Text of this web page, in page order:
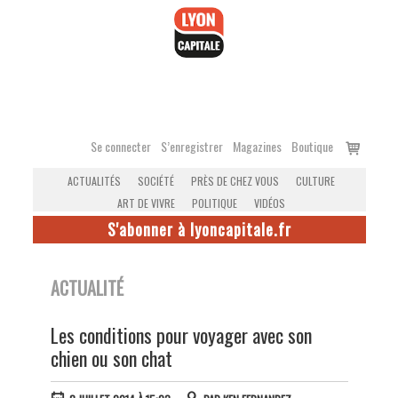
Se connecter S’enregistrer Magazines Boutique
Voir
ACTUALITÉS SOCIÉTÉ PRÈS DE CHEZ VOUS
CULTURE
ART DE VIVRE
POLITIQUE VIDÉOS
S'abonner à lyoncapitale.fr
ACTUALITÉ
Les conditions pour voyager avec son
chien ou son chat